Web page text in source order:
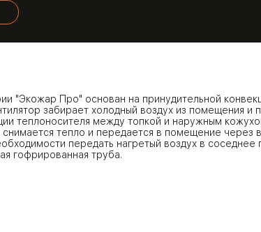
"Экожар Про" основан на принудительной
забирает холодный воздух из помещения и
теплоносителя между топкой и наружным
снимается тепло и передается в помещение через
передать нагретый воздух в
гофрированная труба.